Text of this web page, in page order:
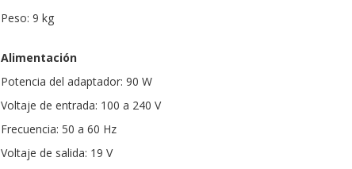
Peso: 9 kg
Alimentación
Potencia del adaptador: 90 W
Voltaje de entrada: 100 a 240 V
Frecuencia: 50 a 60 Hz
Voltaje de salida: 19 V